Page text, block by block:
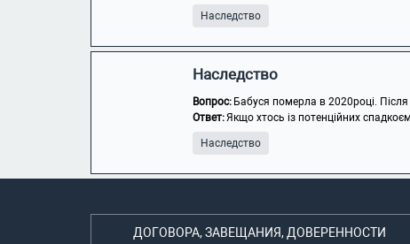
Наследство
Наследство
Вопрос: Бабуся померла в 2020році. Після
Ответ:Якщо хтось із потенційних
Наследство
ДОГОВОРА, ЗАВЕЩАНИЯ, ДОВЕРЕННОСТИ